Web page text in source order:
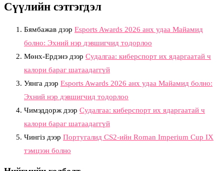
Сүүлийн сэтгэгдэл
Бямбажав дээр Esports Awards 2026 анх удаа Майамид
болно: Эхний нэр дэвшигчид тодорлоо
Мөнх-Ердэнэ дээр Судалгаа: киберспорт их ядаргаатай ч
калори бараг шатаадаггүй
Уянга дээр Esports Awards 2026 анх удаа Майамид болно:
Эхний нэр дэвшигчид тодорлоо
Чимэддорж дээр Судалгаа: киберспорт их ядаргаатай ч
калори бараг шатаадаггүй
Чингіз дээр Португалид CS2-ийн Roman Imperium Cup IX
тэмцээн болно